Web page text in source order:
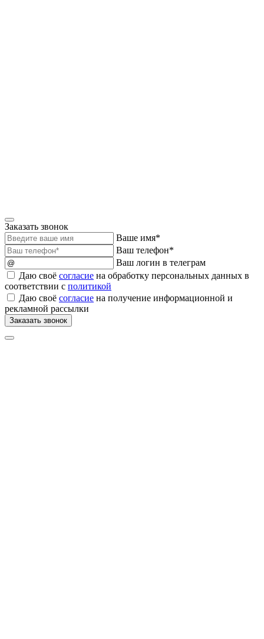
Заказать звонок
Ваше имя*
Ваш телефон*
Ваш логин в телеграм
Даю своё согласие на обработку персональных данных в
соответствии с политикой
Даю своё согласие на получение информационной и
рекламной рассылки
Заказать звонок